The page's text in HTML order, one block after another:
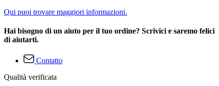
Qui puoi trovare maggiori informazioni.
Hai bisogno di un aiuto per il tuo ordine? Scrivici e saremo felici
di aiutarti.
Contatto
Qualità verificata